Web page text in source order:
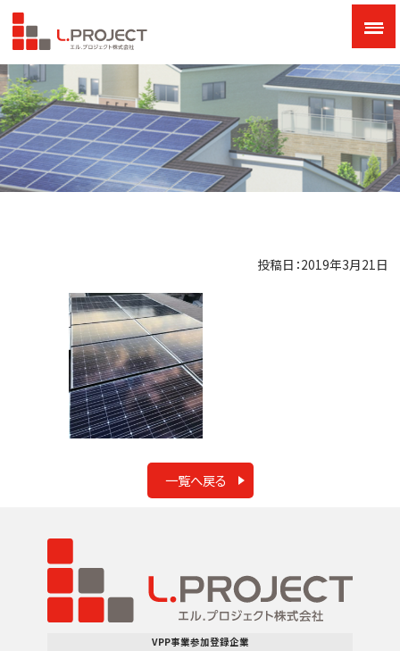
投稿日：2019年3月21日
一覧へ戻る
VPP事業参加登録企業